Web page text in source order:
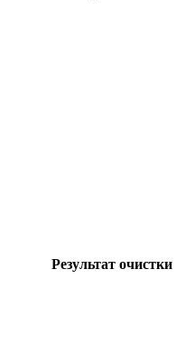
Результат очистки